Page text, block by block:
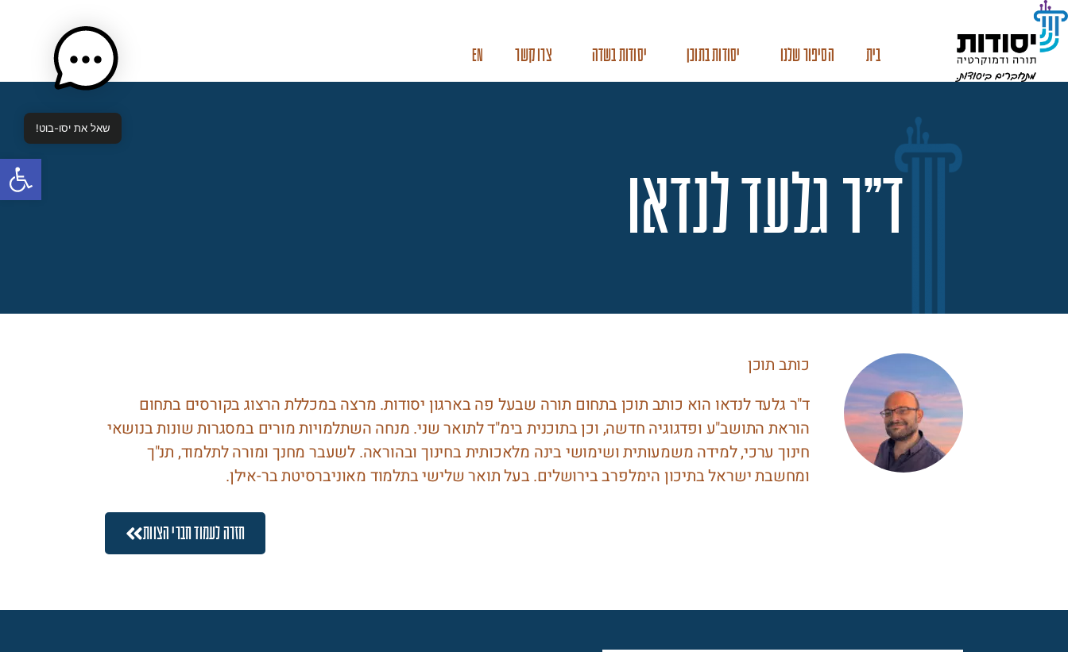
פתח
בית הסיפור שלנו יסודות בתוכן יסודות בשדה צרו קשר EN
ד"ר גלעד לנדאו
כותב תוכן
ד"ר גלעד לנדאו הוא כותב תוכן בתחום תורה שבעל פה בארגון יסודות. מרצה במכללת הרצוג בקורסים בתחום
הוראת התושב"ע ופדגוגיה חדשה, וכן בתוכנית בימ"ד לתואר שני. מנחה השתלמויות מורים במסגרות שונות בנושאי
חינוך ערכי, למידה משמעותית ושימושי בינה מלאכותית בחינוך ובהוראה. לשעבר מחנך ומורה לתלמוד, תנ"ך
ומחשבת ישראל בתיכון הימלפרב בירושלים. בעל תואר שלישי בתלמוד מאוניברסיטת בר-אילן.
חזרה לעמוד חברי הצוות
שאל את יסו-בוט!